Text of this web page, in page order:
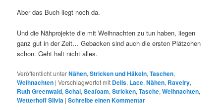
Aber das Buch liegt noch da.
Und die Nähprojekte die mit Weihnachten zu tun haben, liegen
ganz gut in der Zeit… Gebacken sind auch die ersten Plätzchen
schon. Geht halt nicht alles.
Veröffentlicht unterNähen,Stricken und Häkeln,Taschen,
Weihnachten |Verschlagwortet mit Delis, Lace,Nähen, Ravelry,
Ruth Greenwald,Schal,Seafoam,Stricken,Tasche,Weihnachten,
Wetterhoff Silvia |Schreibe einen Kommentar